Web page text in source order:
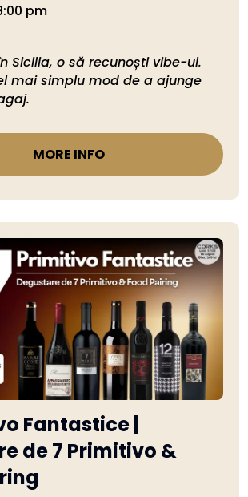
pm
Sicilia, o să recunoști vibe-ul.
mai simplu mod de a ajunge
MORE INFO
Fantastice |
de 7 Primitivo &